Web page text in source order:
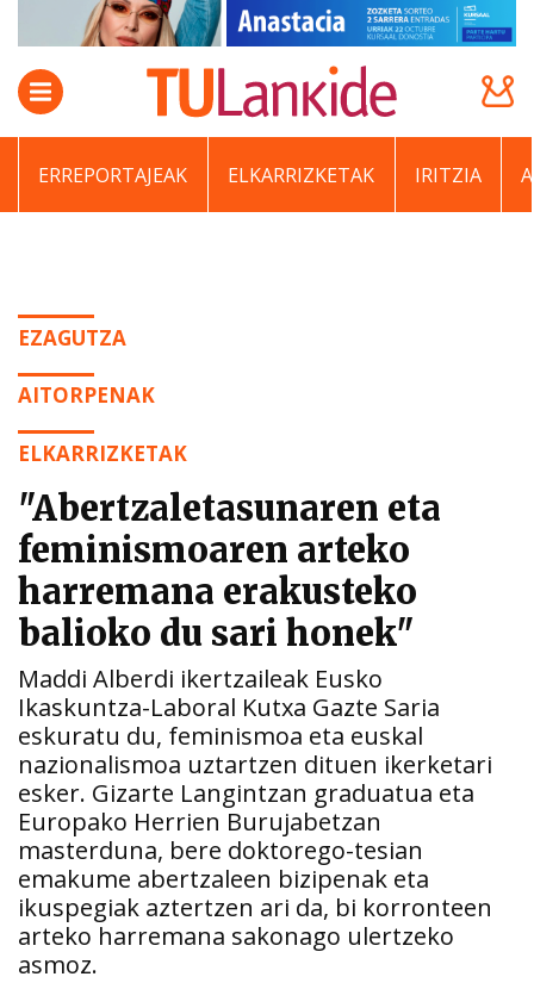
ERREPORTAJEAK ELKARRIZKETAK IRITZIA
EZAGUTZA
AITORPENAK
ELKARRIZKETAK
"Abertzaletasunaren eta
feminismoaren arteko
harremana erakusteko
balioko du sari honek"
Maddi Alberdi ikertzaileak Eusko
Ikaskuntza-Laboral Kutxa Gazte Saria
eskuratu du, feminismoa eta euskal
nazionalismoa uztartzen dituen ikerketari
esker. Gizarte Langintzan graduatua eta
Europako Herrien Burujabetzan
masterduna, bere doktorego-tesian
emakume abertzaleen bizipenak eta
ikuspegiak aztertzen ari da, bi korronteen
arteko harremana sakonago ulertzeko
asmoz.